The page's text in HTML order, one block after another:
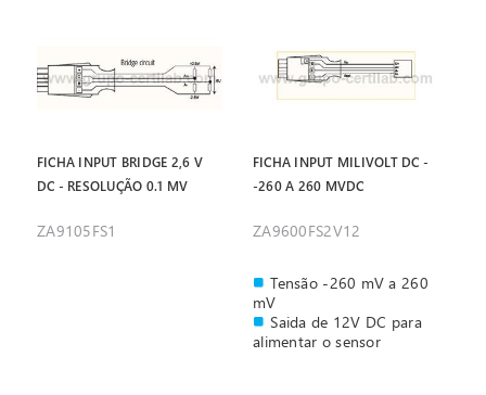
FICHA INPUT BRIDGE 2,6 V
DC - RESOLUÇÃO 0.1 MV
ZA9105FS1
FICHA INPUT MILIVOLT DC -
-260 A 260 MVDC
ZA9600FS2V12
Tensão -260 mV a 260
mV
Saida de 12V DC para
alimentar o sensor